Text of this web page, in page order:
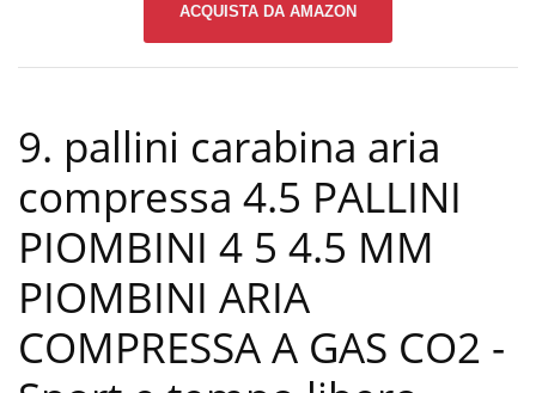
ACQUISTA DA AMAZON
9. pallini carabina aria
compressa 4.5 PALLINI
PIOMBINI 4 5 4.5 MM
PIOMBINI ARIA
COMPRESSA A GAS CO2 -